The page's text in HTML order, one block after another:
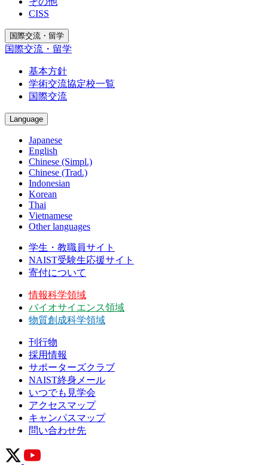
CISS
国際交流・留学
国際交流・留学
基本方針
学術交流協定校一覧
国際交流
Language
Japanese
English
Chinese (Simpl.)
Chinese (Trad.)
Indonesian
Korean
Thai
Vietnamese
Other languages
学生・教職員サイト
NAIST受験生応援サイト
寄付について
情報科学領域
バイオサイエンス領域
物質創成科学領域
刊行物
採用情報
サポーターズクラブ
NAIST終身メール
いつでも見学会
アクセスマップ
キャンパスマップ
問い合わせ先